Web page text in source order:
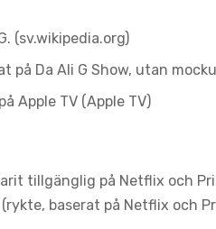
(sv.wikipedia.org)
på Da Ali G Show, utan
Apple TV (Apple TV)
tillgänglig på Netflix och
baserat på Netflix och